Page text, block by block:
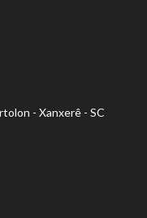
- Xanxerê - SC